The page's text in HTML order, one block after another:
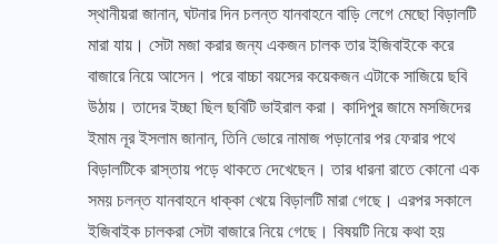
স্থানীয়রা জানান, ঘটনার দিন চলন্ত যানবাহনে বাড়ি লেগে মেছো বিড়ালটি
মারা যায়। সেটা মজা করার জন্য একজন চালক তার ইজিবাইকে করে
বাজারে নিয়ে আসেন। পরে বাচ্চা বয়সের কয়েকজন এটাকে সাজিয়ে ছবি
উঠায়। তাদের ইচ্ছা ছিল ছবিটি ভাইরাল করা। কাদিপুর জামে মসজিদের
ইমাম নূর ইসলাম জানান, তিনি ভোরে নামাজ পড়ানোর পর ফেরার পথে
বিড়ালটিকে রাস্তায় পড়ে থাকতে দেখেছেন। তার ধারনা রাতে কোনো এক
সময় চলন্ত যানবাহনে ধাক্কা খেয়ে বিড়ালটি মারা গেছে। এরপর সকালে
ইজিবাইক চালকরা সেটা বাজারে নিয়ে গেছে। বিষয়টি নিয়ে কথা হয়